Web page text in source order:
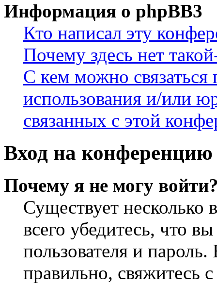
Информация о phpBB3
Кто написал эту
Почему здесь нет
С кем можно связаться
использования и/или
связанных с этой
Вход на конференцию
Почему я не могу
Существует
всего убедитесь, что
пользователя и
правильно, свяжитесь